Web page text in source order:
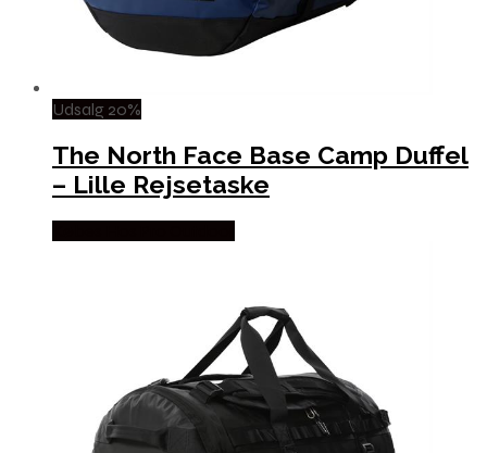
Udsalg 20%
The North Face Base Camp Duffel
– Lille Rejsetaske